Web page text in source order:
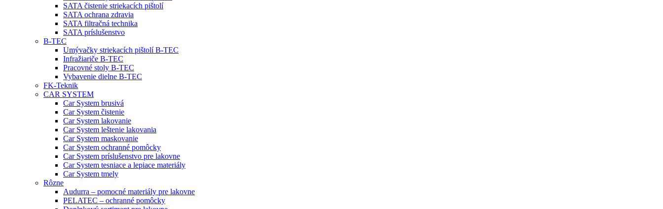
SATA čistenie striekacích pištolí
SATA ochrana zdravia
SATA filtračná technika
SATA príslušenstvo
B-TEC
Umývačky striekacích pištolí B-TEC
Infražiariče B-TEC
Pracovné stoly B-TEC
Vybavenie dielne B-TEC
FK-Teknik
CAR SYSTEM
Car System brusivá
Car System čistenie
Car System lakovanie
Car System leštenie lakovania
Car System maskovanie
Car System ochranné pomôcky
Car System príslušenstvo pre lakovne
Car System tesniace a lepiace materiály
Car System tmely
Rôzne
Audurra – pomocné materiály pre lakovne
PELATEC – ochranné pomôcky